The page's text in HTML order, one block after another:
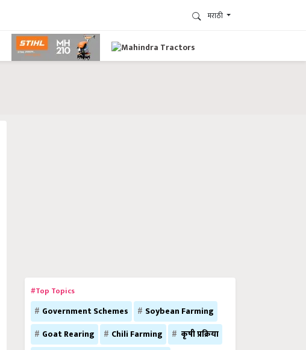
मराठी
#Top Topics
Government Schemes
Soybean Farming
Goat Rearing
Chili Farming
कृषी प्रक्रिया